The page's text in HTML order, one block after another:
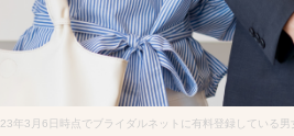
年3月6日時点でブライダルネットに有料登録している男